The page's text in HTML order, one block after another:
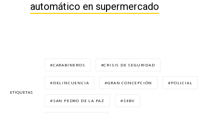
automático en supermercado
ETIQUETAS
CARABINEROS CRISIS DE SEGURIDAD
DELINCUENCIA GRAN CONCEPCIÓN POLICIAL
SAN PEDRO DE LA PAZ SEBV